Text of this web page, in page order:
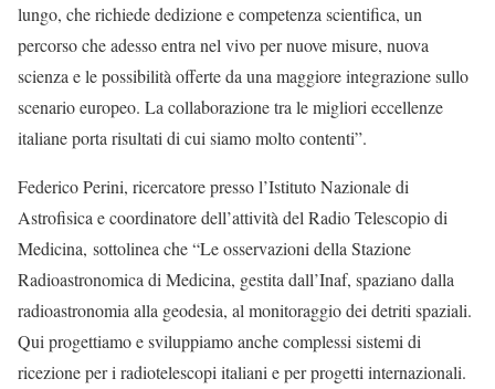
lungo, che richiede dedizione e competenza scientifica, un
percorso che adesso entra nel vivo per nuove misure, nuova
scienza e le possibilità offerte da una maggiore integrazione sullo
scenario europeo. La collaborazione tra le migliori eccellenze
italiane porta risultati di cui siamo molto contenti”.
Federico Perini, ricercatore presso l’Istituto Nazionale di
Astrofisica e coordinatore dell’attività del Radio Telescopio di
Medicina, sottolinea che “Le osservazioni della Stazione
Radioastronomica di Medicina, gestita dall’Inaf, spaziano dalla
radioastronomia alla geodesia, al monitoraggio dei detriti spaziali.
Qui progettiamo e sviluppiamo anche complessi sistemi di
ricezione per i radiotelescopi italiani e per progetti internazionali.